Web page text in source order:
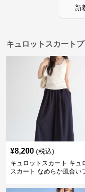
新
キュロットスカート
¥8,200 (税込)
キュロットスカート キュ
スカート なめらか風合い